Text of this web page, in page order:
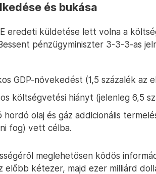
és bukása
eredeti küldetése lett volna a
pénzügyminiszter 3-3-3-as
GDP-növekedést (1,5 százalék az
költségvetési hiányt (jelenleg 6,5
hordó olaj és gáz addicionális
fog) vett célba.
meglehetősen ködös
előbb kétezer, majd ezer milliárd